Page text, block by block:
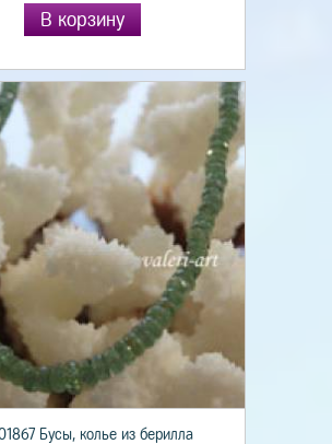
В корзину
Бусы, колье из берилла